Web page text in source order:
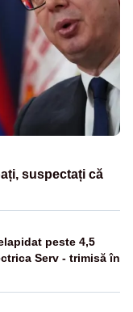
suspectați că
peste 4,5
Serv - trimisă în